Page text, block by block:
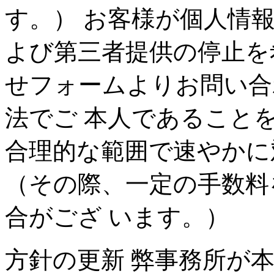
す。） お客様が個人情
よび第三者提供の停止
せフォームよりお問い
法でご 本人であること
合理的な範囲で速やか
（その際、一定の手数
合がござ います。）
方針の更新 弊事務所が